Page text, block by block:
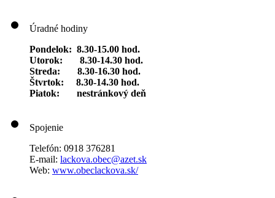
Úradné hodiny
Pondelok: 8.30-15.00 hod.
Utorok: 8.30-14.30 hod.
Streda: 8.30-16.30 hod.
Štvrtok: 8.30-14.30 hod.
Piatok: nestránkový deň
Spojenie
Telefón: 0918 376281
E-mail: lackova.obec@azet.sk
Web: www.obeclackova.sk/